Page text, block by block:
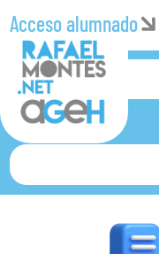
Acceso alumnado